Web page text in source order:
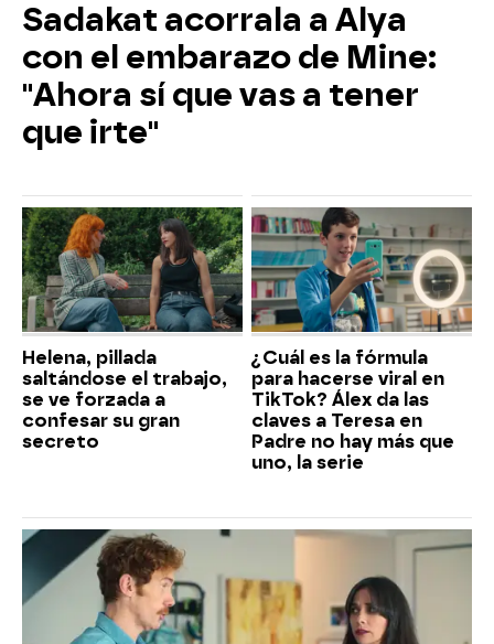
Sadakat acorrala a Alya
con el embarazo de Mine:
"Ahora sí que vas a tener
que irte"
Helena, pillada
saltándose el trabajo,
se ve forzada a
confesar su gran
secreto
¿Cuál es la fórmula
para hacerse viral en
TikTok? Álex da las
claves a Teresa en
Padre no hay más que
uno, la serie